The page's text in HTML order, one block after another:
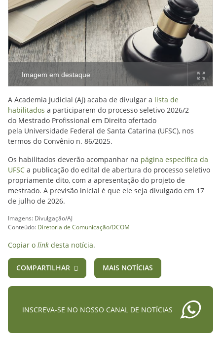
Imagem em destaque
A Academia Judicial (AJ) acaba de divulgar a lista de
habilitados a participarem do processo seletivo 2026/2
do Mestrado Profissional em Direito ofertado
pela Universidade Federal de Santa Catarina (UFSC), nos
termos do Convênio n. 86/2025.
Os habilitados deverão acompanhar na página específica da
UFSC a publicação do edital de abertura do processo seletivo
propriamente dito, com a apresentação do projeto de
mestrado. A previsão inicial é que ele seja divulgado em 17
de julho de 2026.
Imagens: Divulgação/AJ
Conteúdo: Diretoria de Comunicação/DCOM
Copiar o link desta notícia.
COMPARTILHAR MAIS NOTÍCIAS
INSCREVA-SE NO NOSSO CANAL DE NOTÍCIAS